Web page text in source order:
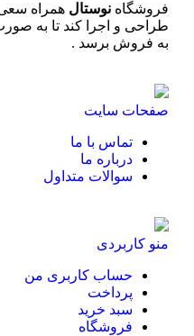
فروشگاه نوستال همراه
طراحی و اجرا کند تا به
به فروش برسد .
صفحات سایت
تماس با ما
درباره ما
سوالات متداول
منو کاربردی
حساب کاربری من
پرداخت
سبد خرید
فروشگاه